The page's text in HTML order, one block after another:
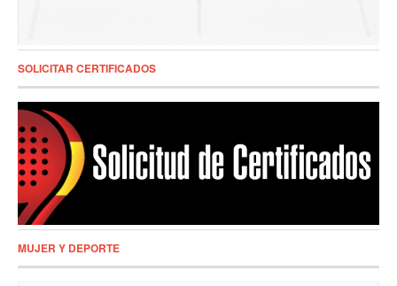
SOLICITAR CERTIFICADOS
MUJER Y DEPORTE